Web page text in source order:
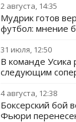
2 августа, 14:35
Мудрик готов
футбол: мнение
31 июля, 12:50
В команде Усика
следующим
4 августа, 12:38
Боксерский бой
Фьюри